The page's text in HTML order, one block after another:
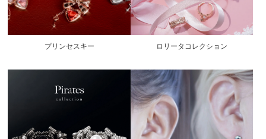
プリンセスキー ロリータコレクション